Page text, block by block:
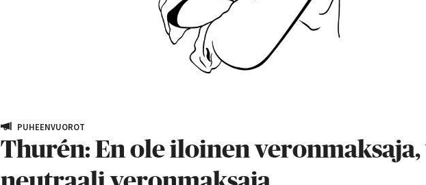
PUHEENVUOROT
Thurén: En ole iloinen veronmaksaja,